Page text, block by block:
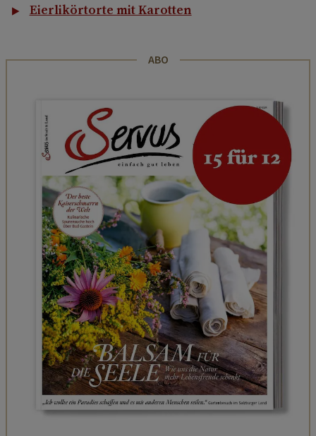
Eierlikörtorte mit Karotten
ABO